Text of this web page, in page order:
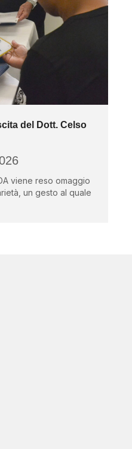
del Dott. Celso
viene reso omaggio
un gesto al quale